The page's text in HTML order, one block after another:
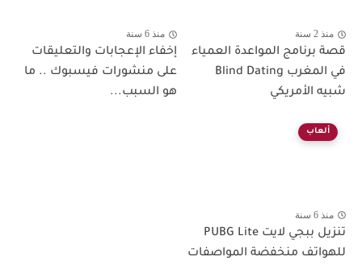
منذ 2 سنة
قصة برنامج المواعدة العمياء
في المغرب Blind Dating
شبيه الأمريكي
منذ 6 سنة
إخفاء الإعجابات والتعليقات
على منشورات فيسبوك .. ما
هو السبب...
ألعاب
منذ 6 سنة
تنزيل ببجي لايت PUBG Lite
للهواتف منخفضة المواصفات